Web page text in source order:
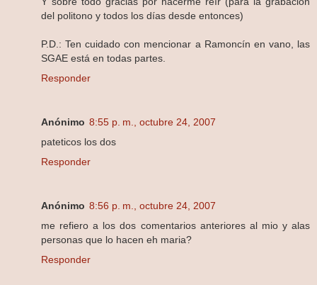
del politono y todos los días desde entonces)
P.D.: Ten cuidado con mencionar a Ramoncín en vano, las
SGAE está en todas partes.
Responder
Anónimo 8:55 p. m., octubre 24, 2007
pateticos los dos
Responder
Anónimo 8:56 p. m., octubre 24, 2007
me refiero a los dos comentarios anteriores al mio y alas
personas que lo hacen eh maria?
Responder